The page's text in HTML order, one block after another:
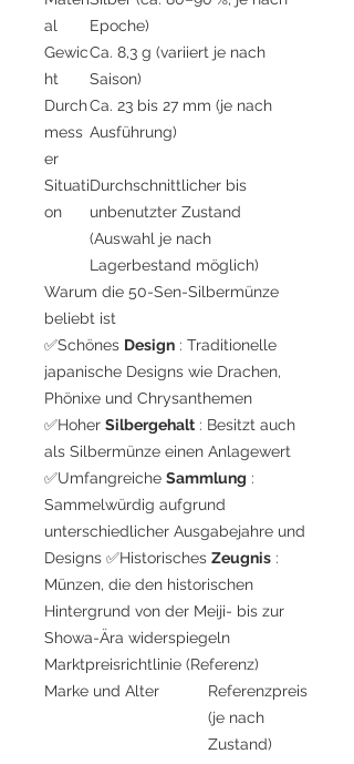
al
Epoche)
Gewic
ht
Ca. 8,3 g (variiert je nach
Saison)
Durch
mess
er
Ca. 23 bis 27 mm (je nach
Ausführung)
Situati
on
Durchschnittlicher bis
unbenutzter Zustand
(Auswahl je nach
Lagerbestand möglich)
Warum die 50-Sen-Silbermünze
beliebt ist
✅Schönes Design : Traditionelle
japanische Designs wie Drachen,
Phönixe und Chrysanthemen
✅Hoher Silbergehalt : Besitzt auch
als Silbermünze einen Anlagewert
✅Umfangreiche Sammlung :
Sammelwürdig aufgrund
unterschiedlicher Ausgabejahre und
Designs ✅Historisches Zeugnis :
Münzen, die den historischen
Hintergrund von der Meiji- bis zur
Showa-Ära widerspiegeln
Marktpreisrichtlinie (Referenz)
Marke und Alter
Referenzpreis
(je nach
Zustand)